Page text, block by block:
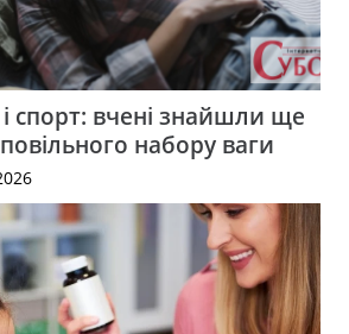
і спорт: вчені знайшли ще
набору ваги